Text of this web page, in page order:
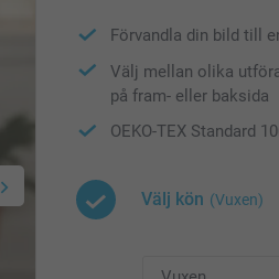
Förvandla din bild till
Välj mellan olika
på fram- eller baksida
OEKO-TEX Standard
Välj kön (Vuxen)